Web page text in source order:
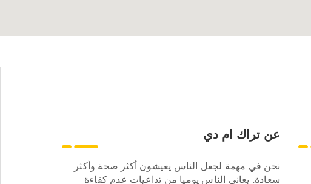
عن تراك ام دي
نحن في مهمة لجعل الناس يعيشون أكثر صحة وأكثر
سعادة. يعاني الناس يوميا من تداعيات عدم كفاءة